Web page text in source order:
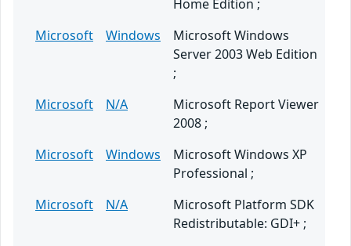
Home Edition ;
Microsoft
Windows
Microsoft Windows
Server 2003 Web Edition
;
Microsoft
N/A
Microsoft Report Viewer
2008 ;
Microsoft
Windows
Microsoft Windows XP
Professional ;
Microsoft
N/A
Microsoft Platform SDK
Redistributable: GDI+ ;